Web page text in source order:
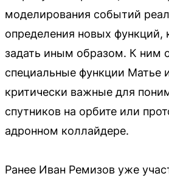
моделирования событий
определения новых функций,
задать иным образом. К ним
специальные функции Матье
критически важные для
спутников на орбите или
адронном коллайдере.
Ранее Иван Ремизов уже